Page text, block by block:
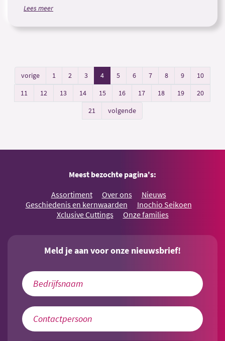
Lees meer
vorige 1 2 3 4 5 6 7 8 9
10
11
12 13 14 15 16 17 18 19
20
21
volgende
Meest bezochte pagina's:
Assortiment Over ons
Nieuws
Geschiedenis en kernwaarden
Inochio Seikoen
Xclusive Cuttings
Onze families
Meld je aan voor onze nieuwsbrief!